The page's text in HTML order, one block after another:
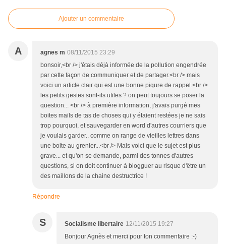
Ajouter un commentaire
A agnes m 08/11/2015 23:29
bonsoir,<br /> j'étais déjà informée de la pollution engendrée
par cette façon de communiquer et de partager.<br /> mais
voici un article clair qui est une bonne piqure de rappel.<br />
les petits gestes sont-ils utiles ? on peut toujours se poser la
question... <br /> à première information, j'avais purgé mes
boites mails de tas de choses qui y étaient restées je ne sais
trop pourquoi, et sauvegarder en word d'autres courriers que
je voulais garder.. comme on range de vieilles lettres dans
une boite au grenier...<br /> Mais voici que le sujet est plus
grave... et qu'on se demande, parmi des tonnes d'autres
questions, si on doit continuer à blogguer au risque d'être un
des maillons de la chaine destructrice !
Répondre
S Socialisme libertaire 12/11/2015 19:27
Bonjour Agnès et merci pour ton commentaire :-)